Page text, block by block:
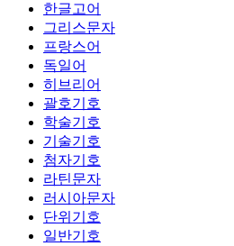
한글고어
그리스문자
프랑스어
독일어
히브리어
괄호기호
학술기호
기술기호
첨자기호
라틴문자
러시아문자
단위기호
일반기호